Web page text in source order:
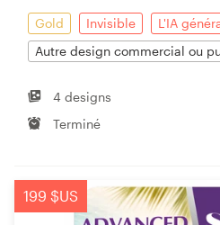
Gold Invisible
L'IA
Autre design commercial ou
4 designs
Terminé
199 $US